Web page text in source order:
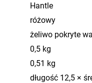
Hantle
różowy
żeliwo pokryte
0,5 kg
0,51 kg
długość 12,5 ×